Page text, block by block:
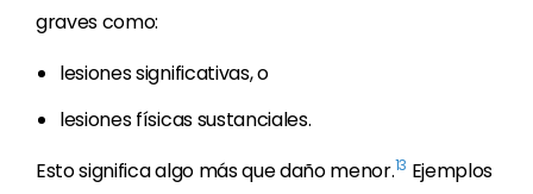
graves como:
lesiones significativas, o
lesiones físicas sustanciales.
Esto significa algo más que daño menor.13 Ejemplos